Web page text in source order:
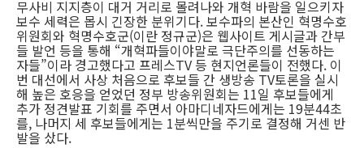
무사비 지지층이 대거 거리로 몰려나와 개혁 바람을 일으키자
보수 세력은 몹시 긴장한 분위기다. 보수파의 본산인 혁명수호
위원회와 혁명수호군(이란 정규군)은 웹사이트 게시글과 간부
들 발언 등을 통해 “개혁파들이야말로 극단주의를 선동하는
자들”이라 경고했다고 프레스TV 등 현지언론들이 전했다. 이
번 대선에서 사상 처음으로 후보들 간 생방송 TV토론을 실시
해 높은 호응을 얻었던 정부 방송위원회는 11일 후보들에게
추가 정견발표 기회를 주면서 아마디네자드에게는 19분44초
를, 나머지 세 후보들에게는 1분씩만을 주기로 결정해 거센 반
발을 샀다.